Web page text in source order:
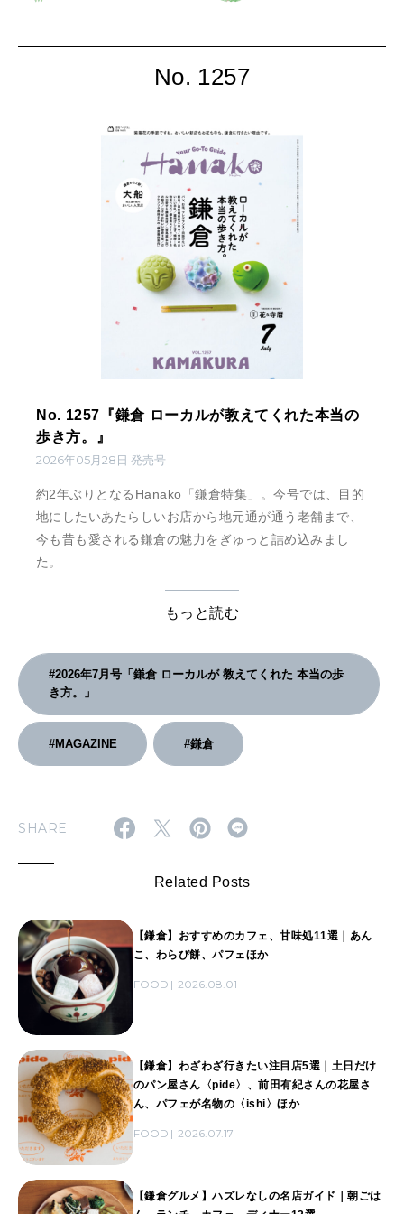
No. 1257
No. 1257『鎌倉 ローカルが教えてくれた本当の
歩き方。』
2026年05月28日 発売号
約2年ぶりとなるHanako「鎌倉特集」。今号では、目的
地にしたいあたらしいお店から地元通が通う老舗まで、
今も昔も愛される鎌倉の魅力をぎゅっと詰め込みまし
た。
もっと読む
#2026年7月号「鎌倉 ローカルが 教えてくれた 本当の歩
き方。」
#MAGAZINE #鎌倉
SHARE
Related Posts
【鎌倉】おすすめのカフェ、甘味処11選｜あん
こ、わらび餅、パフェほか
FOOD 2026.08.01
【鎌倉】わざわざ行きたい注目店5選｜土日だけ
のパン屋さん〈pide〉、前田有紀さんの花屋さ
ん、パフェが名物の〈ishi〉ほか
FOOD 2026.07.17
【鎌倉グルメ】ハズレなしの名店ガイド｜朝ごは